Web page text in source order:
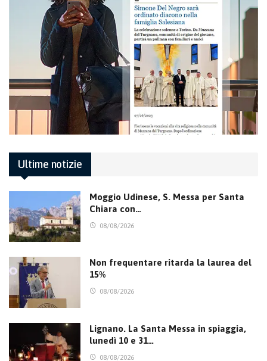
Ultime notizie
Moggio Udinese, S. Messa per Santa
Chiara con…
08/08/2026
Non frequentare ritarda la laurea del
15%
08/08/2026
Lignano. La Santa Messa in spiaggia,
lunedì 10 e 31…
08/08/2026